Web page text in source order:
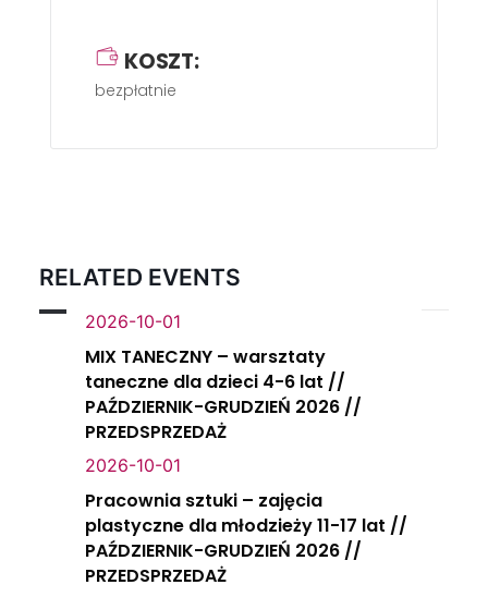
KOSZT:
bezpłatnie
RELATED EVENTS
2026-10-01
MIX TANECZNY – warsztaty
taneczne dla dzieci 4-6 lat //
PAŹDZIERNIK-GRUDZIEŃ 2026 //
PRZEDSPRZEDAŻ
2026-10-01
Pracownia sztuki – zajęcia
plastyczne dla młodzieży 11-17 lat //
PAŹDZIERNIK-GRUDZIEŃ 2026 //
PRZEDSPRZEDAŻ